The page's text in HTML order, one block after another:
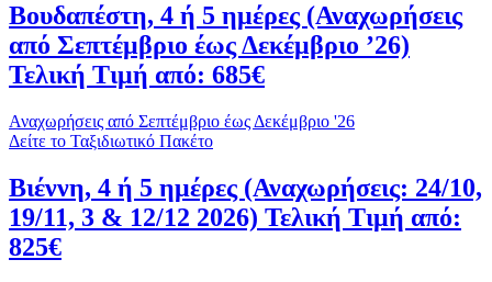
Βουδαπέστη, 4 ή 5 ημέρες (Αναχωρήσεις
από Σεπτέμβριο έως Δεκέμβριο ’26)
Τελική Τιμή από: 685€
Αναχωρήσεις από Σεπτέμβριο έως Δεκέμβριο '26
Δείτε το Ταξιδιωτικό Πακέτο
Βιέννη, 4 ή 5 ημέρες (Αναχωρήσεις: 24/10,
19/11, 3 & 12/12 2026) Τελική Τιμή από:
825€